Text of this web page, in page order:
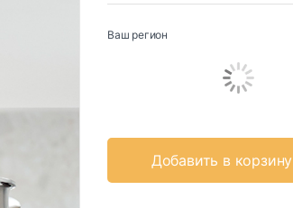
Ваш регион
Добавить в корзину